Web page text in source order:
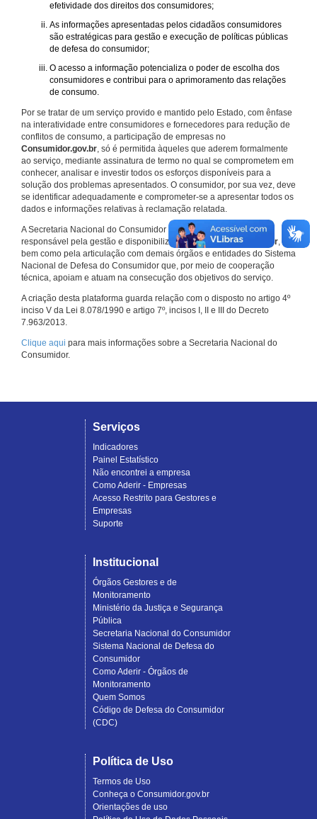
efetividade dos direitos dos consumidores;
As informações apresentadas pelos cidadãos consumidores
são estratégicas para gestão e execução de políticas públicas
de defesa do consumidor;
O acesso a informação potencializa o poder de escolha dos
consumidores e contribui para o aprimoramento das relações
de consumo.
Por se tratar de um serviço provido e mantido pelo Estado, com ênfase
na interatividade entre consumidores e fornecedores para redução de
conflitos de consumo, a participação de empresas no
Consumidor.gov.br, só é permitida àqueles que aderem formalmente
ao serviço, mediante assinatura de termo no qual se comprometem em
conhecer, analisar e investir todos os esforços disponíveis para a
solução dos problemas apresentados. O consumidor, por sua vez, deve
se identificar adequadamente e comprometer-se a apresentar todos os
dados e informações relativas à reclamação relatada.
A Secretaria Nacional do Consumidor do Ministério da Justiça é a
responsável pela gestão e disponibilização doConsumidor.gov.br,
bem como pela articulação com demais órgãos e entidades do Sistema
Nacional de Defesa do Consumidor que, por meio de cooperação
técnica, apoiam e atuam na consecução dos objetivos do serviço.
A criação desta plataforma guarda relação com o disposto no artigo 4º
inciso V da Lei 8.078/1990 e artigo 7º, incisos I, II e III do Decreto
7.963/2013.
Clique aqui para mais informações sobre a Secretaria Nacional do
Consumidor.
Serviços
Indicadores
Painel Estatístico
Não encontrei a empresa
Como Aderir - Empresas
Acesso Restrito para Gestores e
Empresas
Suporte
Institucional
Órgãos Gestores e de
Monitoramento
Ministério da Justiça e Segurança
Pública
Secretaria Nacional do Consumidor
Sistema Nacional de Defesa do
Consumidor
Como Aderir - Órgãos de
Monitoramento
Quem Somos
Código de Defesa do Consumidor
(CDC)
Política de Uso
Termos de Uso
Conheça o Consumidor.gov.br
Orientações de uso